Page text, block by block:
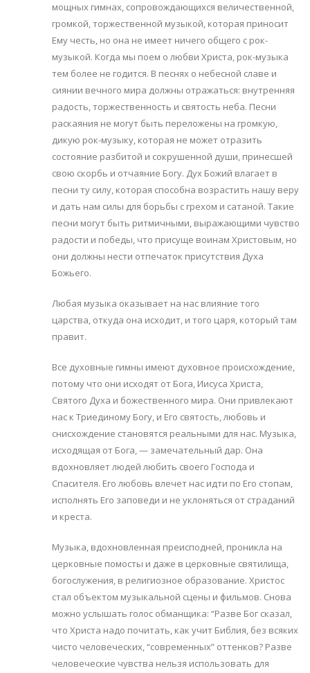
мощных гимнах, сопровождающихся величественной,
громкой, торжественной музыкой, которая приносит
Ему честь, но она не имеет ничего общего с рок-
музыкой. Когда мы поем о любви Христа, рок-музыка
тем более не годится. В песнях о небесной славе и
сиянии вечного мира должны отражаться: внутренняя
радость, торжественность и святость неба. Песни
раскаяния не могут быть переложены на громкую,
дикую рок-музыку, которая не может отразить
состояние разбитой и сокрушенной души, принесшей
свою скорбь и отчаяние Богу. Дух Божий влагает в
песни ту силу, которая способна возрастить нашу веру
и дать нам силы для борьбы с грехом и сатаной. Такие
песни могут быть ритмичными, выражающими чувство
радости и победы, что присуще воинам Христовым, но
они должны нести отпечаток присутствия Духа
Божьего.
Любая музыка оказывает на нас влияние того
царства, откуда она исходит, и того царя, который там
правит.
Все духовные гимны имеют духовное происхождение,
потому что они исходят от Бога, Иисуса Христа,
Святого Духа и божественного мира. Они привлекают
нас к Триединому Богу, и Его святость, любовь и
снисхождение становятся реальными для нас. Музыка,
исходящая от Бога, — замечательный дар. Она
вдохновляет людей любить своего Господа и
Спасителя. Его любовь влечет нас идти по Его стопам,
исполнять Его заповеди и не уклоняться от страданий
и креста.
Музыка, вдохновленная преисподней, проникла на
церковные помосты и даже в церковные святилища,
богослужения, в религиозное образование. Христос
стал объектом музыкальной сцены и фильмов. Снова
можно услышать голос обманщика: “Разве Бог сказал,
что Христа надо почитать, как учит Библия, без всяких
чисто человеческих, “современных” оттенков? Разве
человеческие чувства нельзя использовать для